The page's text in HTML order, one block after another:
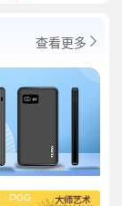
查看更多 